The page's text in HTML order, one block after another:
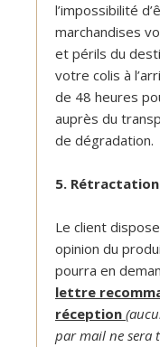
l’impossibilité
marchandises
et périls du
votre colis à
de 48 heures
auprès du
de dégradation.
5. Rétractation
Le client
opinion du
pourra en
lettre
réception
par mail ne sera